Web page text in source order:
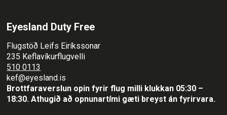
Eyesland Duty Free
Flugstöð Leifs Eiríkssonar
235 Keflavíkurflugvelli
510 0113
kef@eyesland.is
Brottfaraverslun opin fyrir flug milli klukkan 05:30 –
18:30.Athugið að opnunartími gæti breyst án fyrirvara.